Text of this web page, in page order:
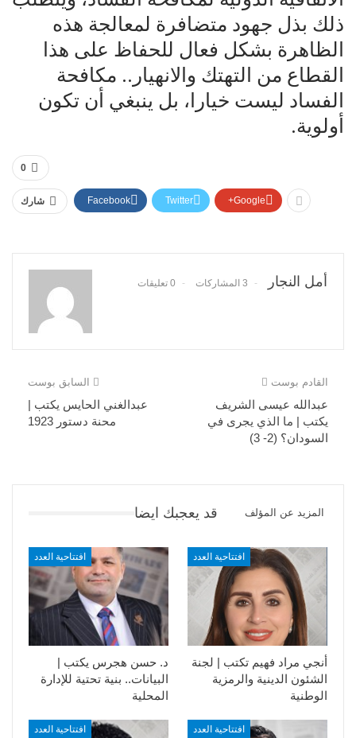
ذلك بذل جهود متضافرة لمعالجة هذه
الظاهرة بشكل فعال للحفاظ على هذا
القطاع من التهتك والانهيار.. مكافحة
الفساد ليست خيارا، بل ينبغي أن تكون
أولوية.
0
شارك Facebook Twitter Google+
أمل النجار 3 المشاركات 0 تعليقات
السابق بوست
عبدالغني الحايس يكتب |
محنة دستور 1923
القادم بوست
عبدالله عيسى الشريف
يكتب | ما الذي يجرى في
السودان؟ (2- 3)
قد يعجبك ايضا المزيد عن المؤلف
افتتاحية العدد
د. حسن هجرس يكتب |
البيانات.. بنية تحتية للإدارة
المحلية
افتتاحية العدد
أنجي مراد فهيم تكتب | لجنة
الشئون الدينية والرمزية
الوطنية
افتتاحية العدد افتتاحية العدد